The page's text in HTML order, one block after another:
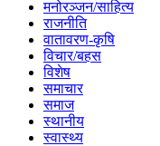
मनोरञ्जन/साहित्य
राजनीति
वातावरण-कृषि
विचार/बहस
विशेष
समाचार
समाज
स्थानीय
स्वास्थ्य